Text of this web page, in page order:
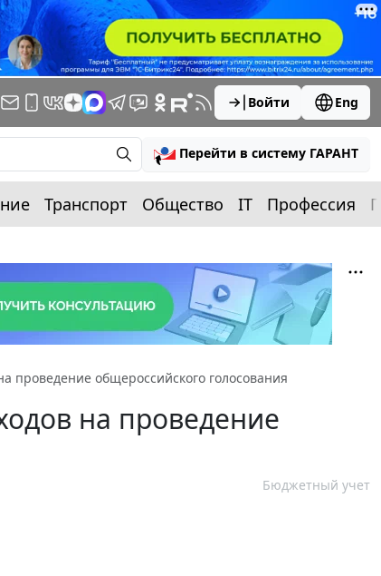
Войти Eng
Перейти в систему ГАРАНТ
Транспорт Общество IT Профессия
проведение общероссийского голосования
на проведение
Бюджетный учет